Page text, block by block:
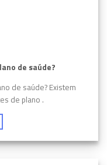
de saúde?
de saúde? Existem
de plano .